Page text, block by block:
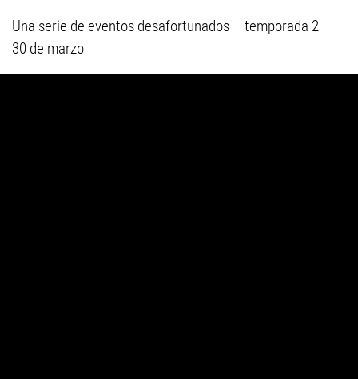
Una serie de eventos desafortunados – temporada 2 –
30 de marzo